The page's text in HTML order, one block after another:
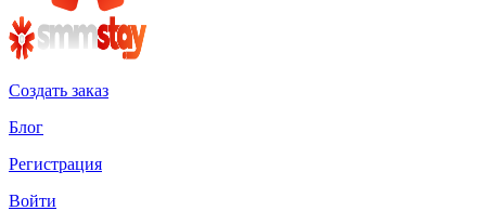
Создать заказ
Блог
Регистрация
Войти